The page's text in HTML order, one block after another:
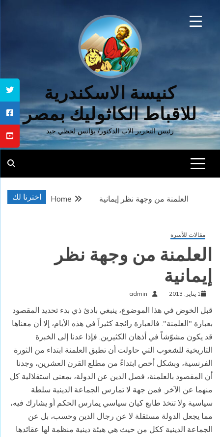
كنيسة الاسكندرية
للاقباط الكاثوليك بمصر
رئيس التحرير الاب الدكتور/ يؤانس لحظي جيد
اخترنا لك Home العلمنة من وجهة نظر إيمانية
مقالات للأسرة
العلمنة من وجهة نظر
إيمانية
1 يناير, 2013 admin
قبل الخوض في هذا الموضوع، ينبغي بادئ ذي بدء تحديد المقصود
بعبارة "العلمنة". فالعبارة رائجة كثيراً في هذه الأيام، إلا أن معناها
قد يكون مشوّشاً في أذهان الكثيرين. فإذا عدنا إلى الخبرة
التاريخية للشعوب التي حاولت أن تطبق العلمنة ابتداء من الثورة
الفرنسية، وبشكل أخص ابتداءً من مطلع القرن العشرين، وجدنا
أن المقصود بالعلمنة، فصل الدين عن الدولة، بمعنى استقلالية كل
منهما عن الآخر. فمن جهة لا تمارس الجماعة الدينية سلطة
سياسية ولا تتخذ طابع كيان سياسي يمارس الحكم أو يشارك فيه،
مما يجعل الدولة مستقلة لا عن رجال الدين وحسب، بل عن
الجماعة الدينية ككل من حيث هي هيئة دينية منظمة لها عقائدها